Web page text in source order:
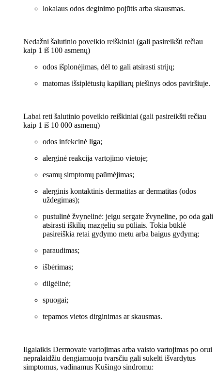
lokalaus odos deginimo pojūtis arba skausmas.
Nedažni šalutinio poveikio reiškiniai (gali pasireikšti rečiau
kaip 1 iš 100 asmenų)
odos išplonėjimas, dėl to gali atsirasti strijų;
matomas išsiplėtusių kapiliarų piešinys odos paviršiuje.
Labai reti šalutinio poveikio reiškiniai (gali pasireikšti rečiau
kaip 1 iš 10 000 asmenų)
odos infekcinė liga;
alerginė reakcija vartojimo vietoje;
esamų simptomų paūmėjimas;
alerginis kontaktinis dermatitas ar dermatitas (odos
uždegimas);
pustulinė žvynelinė: jeigu sergate žvyneline, po oda gali
atsirasti iškilių mazgelių su pūliais. Tokia būklė
pasireiškia retai gydymo metu arba baigus gydymą;
paraudimas;
išbėrimas;
dilgėlinė;
spuogai;
tepamos vietos dirginimas ar skausmas.
Ilgalaikis Dermovate vartojimas arba vaisto vartojimas po orui
nepralaidžiu dengiamuoju tvarsčiu gali sukelti išvardytus
simptomus, vadinamus Kušingo sindromu: